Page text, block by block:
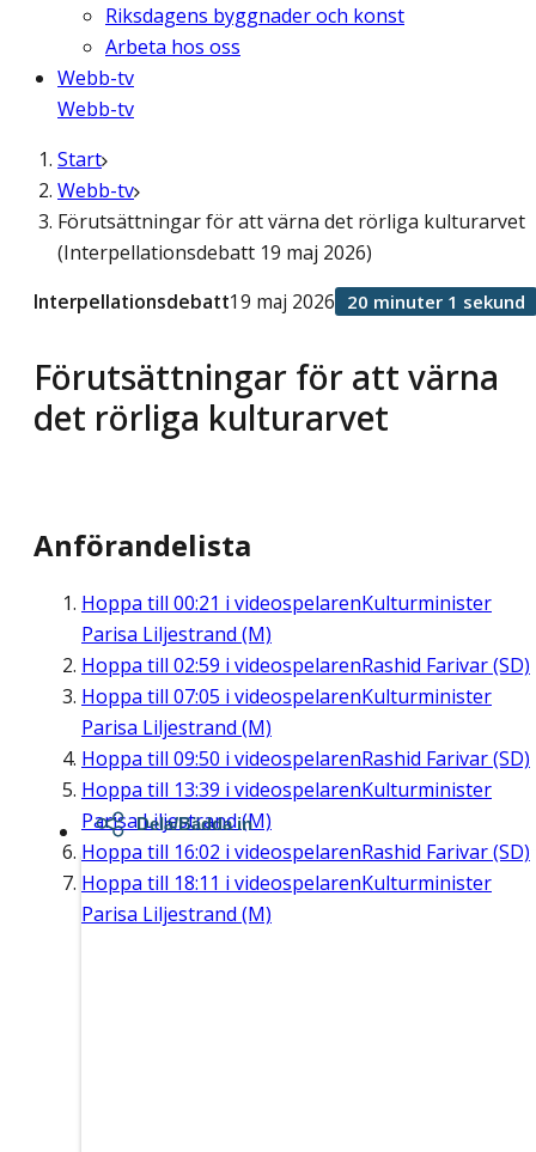
Riksdagens byggnader och konst
Arbeta hos oss
Webb-tv
Webb-tv
Start
Webb-tv
Förutsättningar för att värna det rörliga kulturarvet
(Interpellationsdebatt 19 maj 2026)
Förutsättningar för att värna
det rörliga kulturarvet
Interpellationsdebatt19 maj 2026 20 minuter 1 sekund
Anförandelista
Hoppa till 00:21 i videospelarenKulturminister
Parisa Liljestrand (M)
Hoppa till 02:59 i videospelarenRashid Farivar (SD)
Hoppa till 07:05 i videospelarenKulturminister
Parisa Liljestrand (M)
Hoppa till 09:50 i videospelarenRashid Farivar (SD)
Hoppa till 13:39 i videospelarenKulturminister
Parisa Liljestrand (M)
Hoppa till 16:02 i videospelarenRashid Farivar (SD)
Hoppa till 18:11 i videospelarenKulturminister
Parisa Liljestrand (M)
Dela/Bädda in